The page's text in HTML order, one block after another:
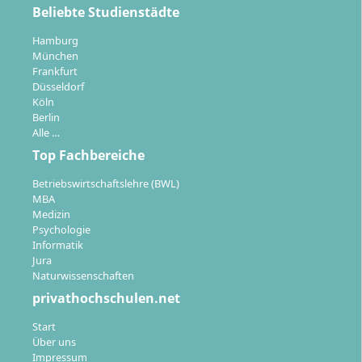
Unterrichtsstunden) oder alternativ
Präsenztage in Hamburg
Webinare, Tutorien und Online-Vorlesungen für
zusätzliche Betreuung
Individuelle Zeitplanung durch flexible
Prüfungstermine
Persönliche Studienbetreuung und KI-
Lernbegleiterin KILEA rund um die Uhr
Am Ende des Studiums steht ein Praxisprojekt, in dem
dein erworbenes Wissen direkt anwendest
weiter vertiefst.
Wohin führt dich dein Bachelorabschluss in
Angewandte Sozialwissenschaften?
Beliebte Studienstädte
Hamburg
München
Frankfurt
Düsseldorf
Köln
Berlin
Alle …
Top Fachbereiche
Betriebswirtschaftslehre (BWL)
MBA
Medizin
Psychologie
Informatik
Jura
Naturwissenschaften
privathochschulen.net
Start
Über uns
Impressum